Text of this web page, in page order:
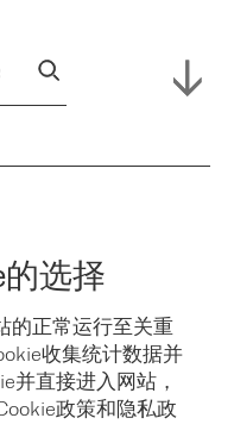
选择
的正常运行至关重
收集统计数据并
并直接进入网站，
政策和隐私政